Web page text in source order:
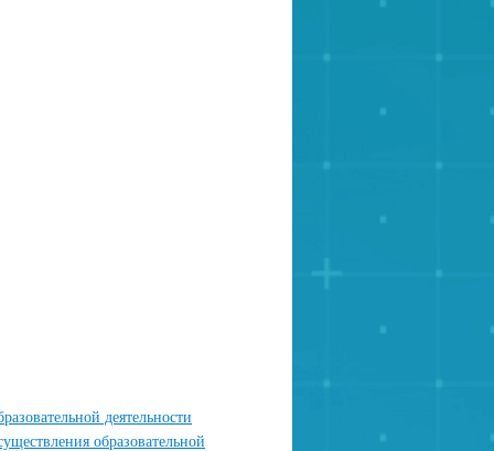
деятельности
образовательной